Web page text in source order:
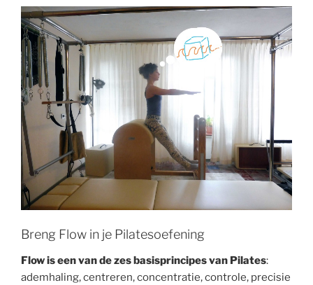
Breng Flow in je Pilatesoefening
Flow is een van de zes basisprincipes van Pilates:
ademhaling, centreren, concentratie, controle, precisie